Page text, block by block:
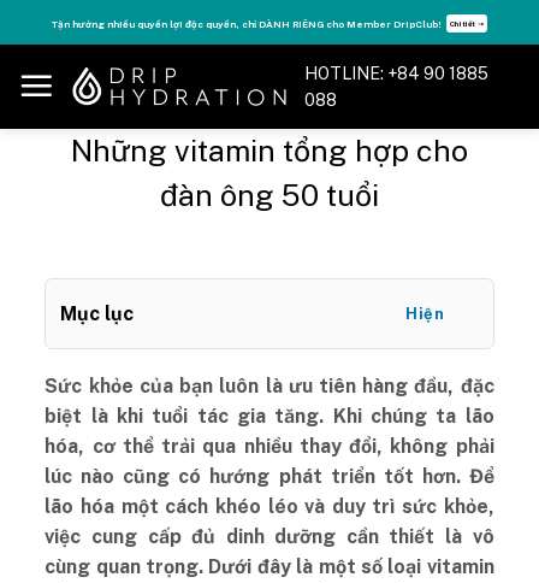
to
content
Tận hưởng nhiều quyền lợi độc quyền, chỉ DÀNH RIÊNG cho Member DripClub! Chi tiết ➝
HOTLINE: +84 90 1885
088
Những vitamin tổng hợp cho
đàn ông 50 tuổi
Mục lục Hiện
Sức khỏe của bạn luôn là ưu tiên hàng đầu, đặc
biệt là khi tuổi tác gia tăng. Khi chúng ta lão
hóa, cơ thể trải qua nhiều thay đổi, không phải
lúc nào cũng có hướng phát triển tốt hơn. Để
lão hóa một cách khéo léo và duy trì sức khỏe,
việc cung cấp đủ dinh dưỡng cần thiết là vô
cùng quan trọng. Dưới đây là một số loại vitamin